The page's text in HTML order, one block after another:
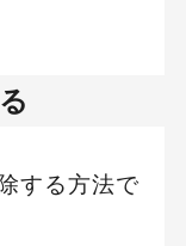
する方法で